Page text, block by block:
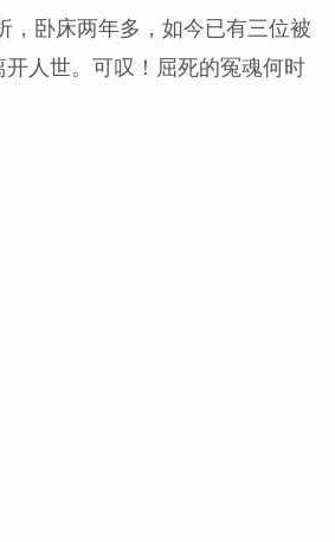
，卧床两年多，如今已有三位被
人世。可叹！屈死的冤魂何时